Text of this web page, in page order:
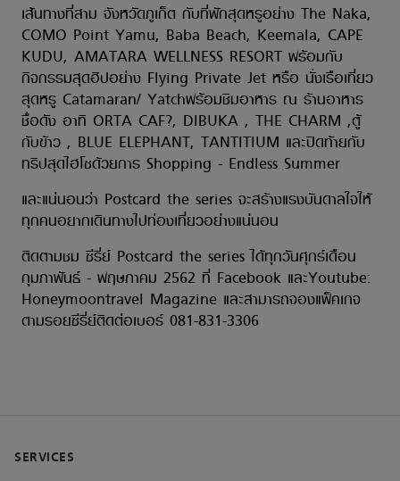
เส้นทางที่สาม จังหวัดภูเก็ต กับที่พักสุดหรูอย่าง The Naka,
COMO Point Yamu, Baba Beach, Keemala, CAPE
KUDU, AMATARA WELLNESS RESORT พร้อมกับ
กิจกรรมสุดฮิปอย่าง Flying Private Jet หรือ นั่งเรือเที่ยว
สุดหรู Catamaran/ Yatchพร้อมชิมอาหาร ณ ร้านอาหาร
ชื่อดัง อาทิ ORTA CAF?, DIBUKA , THE CHARM ,ตู้
กับข้าว , BLUE ELEPHANT, TANTITIUM และปิดท้ายกับ
ทริปสุดไฮโซด้วยการ Shopping - Endless Summer
และแน่นอนว่า Postcard the series จะสร้างแรงบันดาลใจให้
ทุกคนอยากเดินทางไปท่องเที่ยวอย่างแน่นอน
ติดตามชม ซีรี่ย์ Postcard the series ได้ทุกวันศุกร์เดือน
กุมภาพันธ์ - พฤษภาคม 2562 ที่ Facebook และYoutube:
Honeymoontravel Magazine และสามารถจองแพ็คเกจ
ตามรอยซีรี่ย์ติดต่อเบอร์ 081-831-3306
SERVICES